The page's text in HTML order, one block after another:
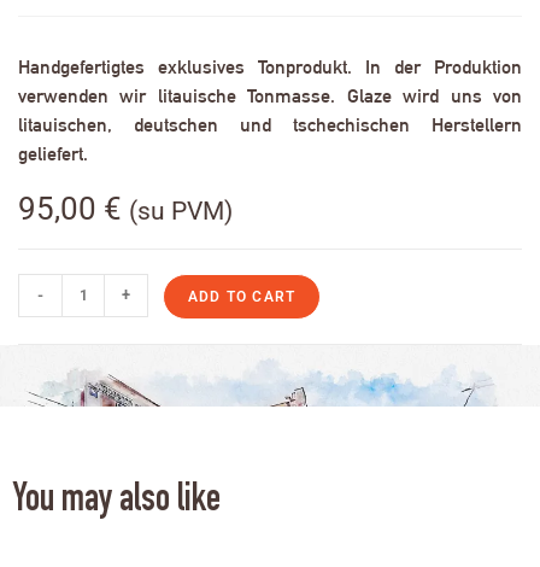
Handgefertigtes exklusives Tonprodukt. In der Produktion
verwenden wir litauische Tonmasse. Glaze wird uns von
litauischen, deutschen und tschechischen Herstellern
geliefert.
95,00 € (su PVM)
- + ADD TO CART
You may also like